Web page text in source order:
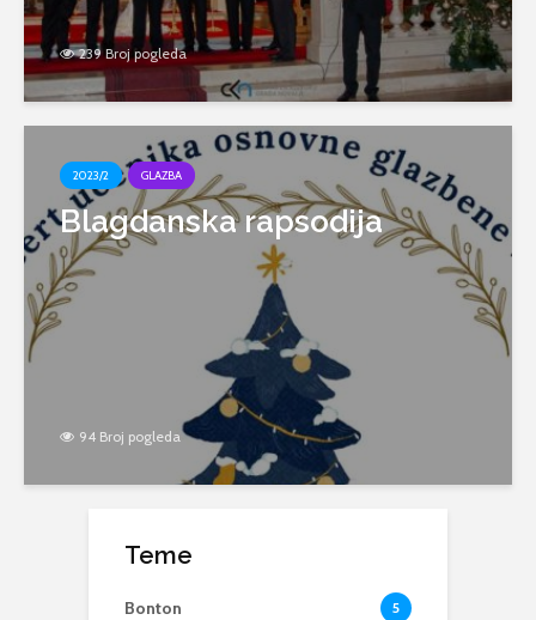
239 Broj pogleda
2023/2 GLAZBA
Blagdanska rapsodija
94 Broj pogleda
Teme
Bonton 5